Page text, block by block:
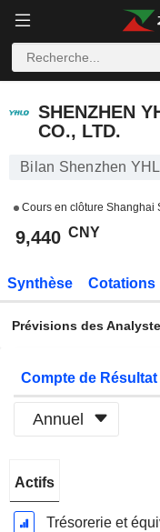
SHENZHEN
CO., LTD.
Bilan Shenzhen
Cours en clôture Shanghai
9,440 CNY
Synthèse Cotations
Prévisions des
Compte de Résultat
Annuel
Fiscale:
Décembre
Actifs
Trésorerie et